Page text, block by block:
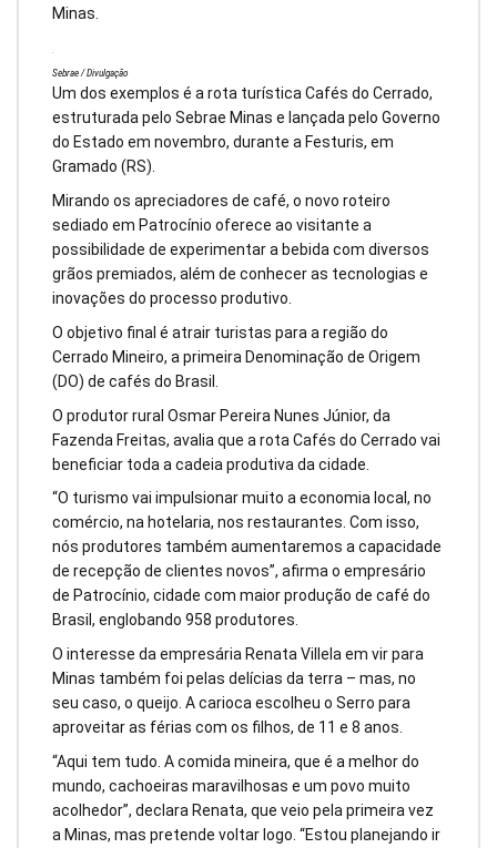
Minas.
Sebrae / Divulgação
Um dos exemplos é a rota turística Cafés do Cerrado,
estruturada pelo Sebrae Minas e lançada pelo Governo
do Estado em novembro, durante a Festuris, em
Gramado (RS).
Mirando os apreciadores de café, o novo roteiro
sediado em Patrocínio oferece ao visitante a
possibilidade de experimentar a bebida com diversos
grãos premiados, além de conhecer as tecnologias e
inovações do processo produtivo.
O objetivo final é atrair turistas para a região do
Cerrado Mineiro, a primeira Denominação de Origem
(DO) de cafés do Brasil.
O produtor rural Osmar Pereira Nunes Júnior, da
Fazenda Freitas, avalia que a rota Cafés do Cerrado vai
beneficiar toda a cadeia produtiva da cidade.
“O turismo vai impulsionar muito a economia local, no
comércio, na hotelaria, nos restaurantes. Com isso,
nós produtores também aumentaremos a capacidade
de recepção de clientes novos”, afirma o empresário
de Patrocínio, cidade com maior produção de café do
Brasil, englobando 958 produtores.
O interesse da empresária Renata Villela em vir para
Minas também foi pelas delícias da terra – mas, no
seu caso, o queijo. A carioca escolheu o Serro para
aproveitar as férias com os filhos, de 11 e 8 anos.
“Aqui tem tudo. A comida mineira, que é a melhor do
mundo, cachoeiras maravilhosas e um povo muito
acolhedor”, declara Renata, que veio pela primeira vez
a Minas, mas pretende voltar logo. “Estou planejando ir